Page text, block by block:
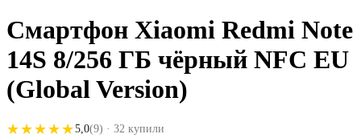
Смартфон Xiaomi Redmi Note
14S 8/256 ГБ чёрный NFC EU
(Global Version)
★★★★★
★★★★★5,0(9) · 32 купили